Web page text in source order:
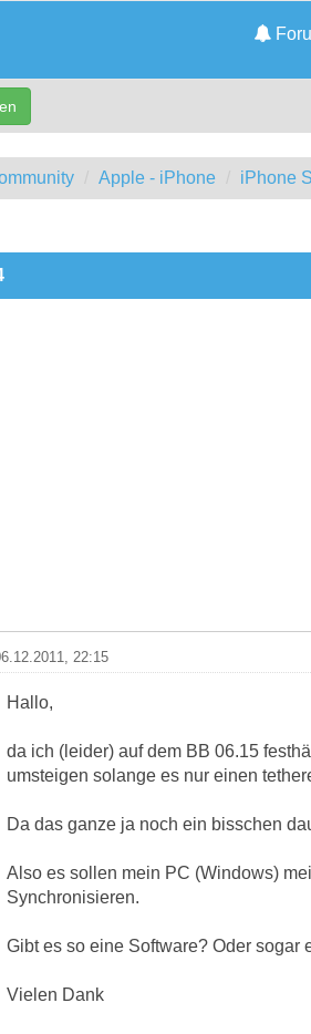
Apple - iPhone iPhone
22:15
Hallo,
da ich (leider) auf dem BB 06.15
umsteigen solange es nur einen
Da das ganze ja noch ein bisschen
Also es sollen mein PC (Windows)
Synchronisieren.
Gibt es so eine Software? Oder sogar
Vielen Dank